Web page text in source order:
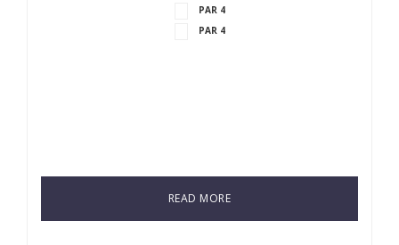
PAR 4
PAR 4
READ MORE